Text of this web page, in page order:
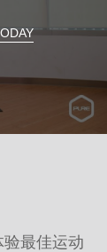
最佳运动